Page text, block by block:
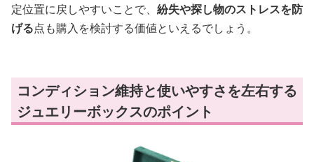
定位置に戻しやすいことで、 紛失や探し物のストレスを防
げる点も購入を検討する価値といえるでしょう。
コンディション維持と使いやすさを左右する
ジュエリーボックスのポイント